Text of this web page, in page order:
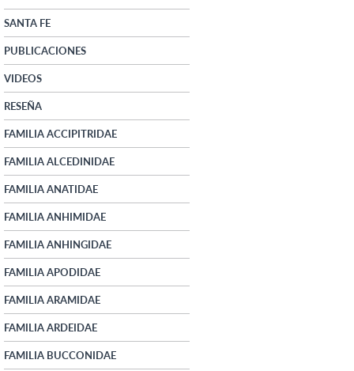
SANTA FE
PUBLICACIONES
VIDEOS
RESEÑA
FAMILIA ACCIPITRIDAE
FAMILIA ALCEDINIDAE
FAMILIA ANATIDAE
FAMILIA ANHIMIDAE
FAMILIA ANHINGIDAE
FAMILIA APODIDAE
FAMILIA ARAMIDAE
FAMILIA ARDEIDAE
FAMILIA BUCCONIDAE